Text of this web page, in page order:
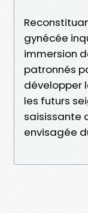
gynécée
immersion
patronnés
développer
les futurs
saisissante
envisagée